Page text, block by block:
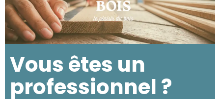
Vous êtes un
professionnel ?